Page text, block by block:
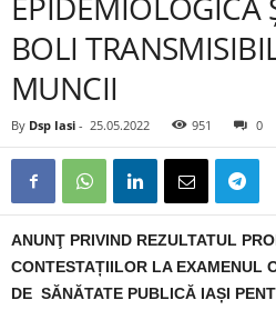
BOLI
MUNCII
By Dsp Iasi - 25.05.2022 951 0
ANUNŢ PRIVIND REZULTATUL
CONTESTAȚIILOR LA EXAMENUL
DE SĂNĂTATE PUBLICĂ IAȘI